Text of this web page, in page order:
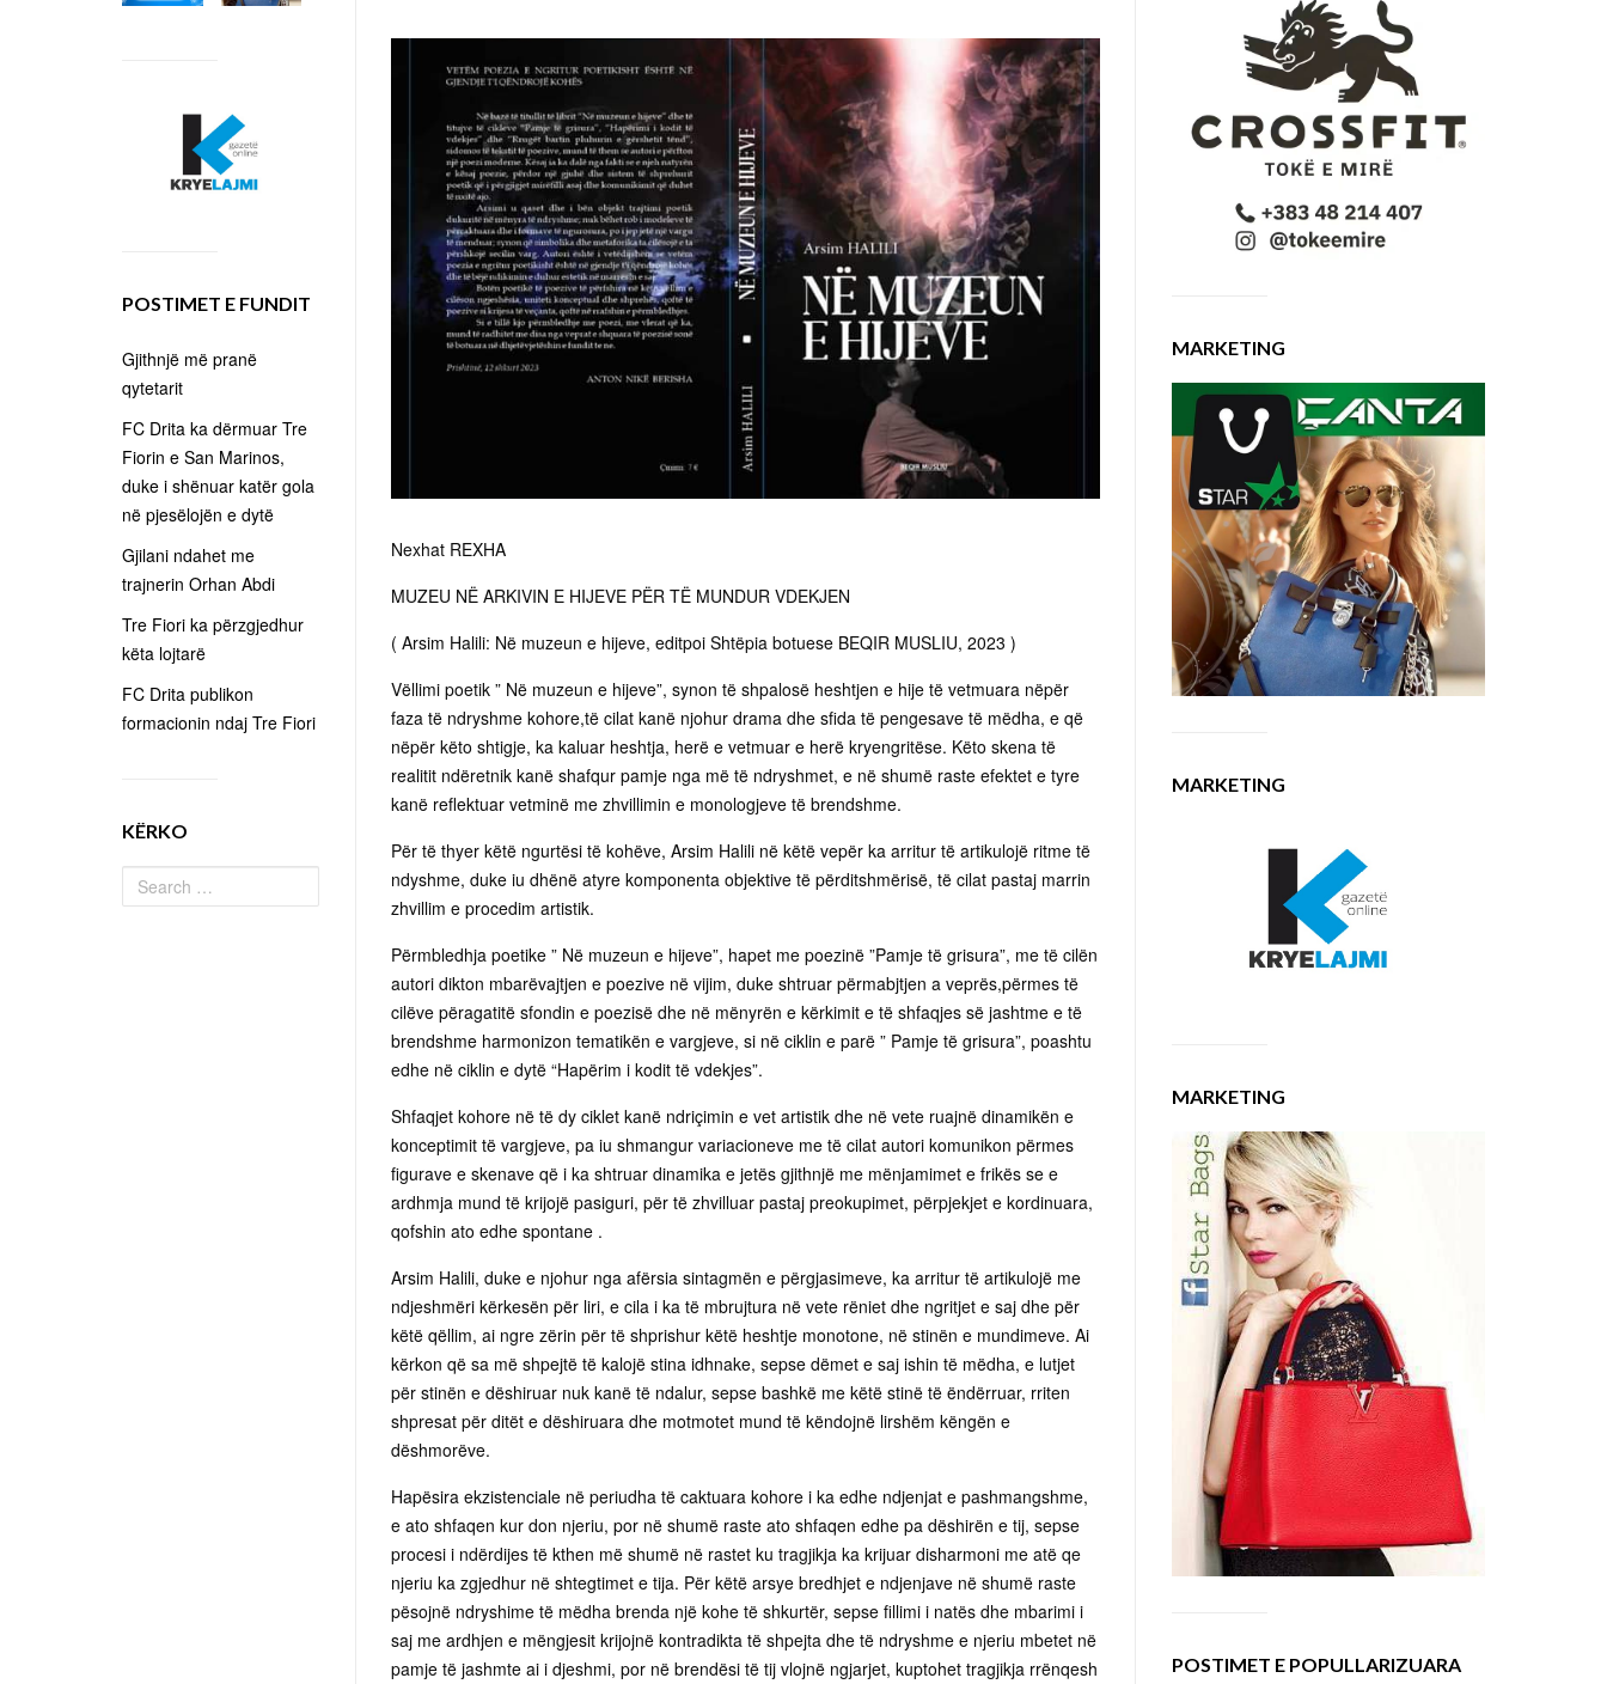
Nexhat REXHA
MUZEU NË ARKIVIN E HIJEVE PËR TË MUNDUR VDEKJEN
( Arsim Halili: Në muzeun e hijeve, editpoi Shtëpia botuese BEQIR MUSLIU, 2023 )
Vëllimi poetik ” Në muzeun e hijeve”, synon të shpalosë heshtjen e hije të vetmuara nëpër
faza të ndryshme kohore,të cilat kanë njohur drama dhe sfida të pengesave të mëdha, e që
nëpër këto shtigje, ka kaluar heshtja, herë e vetmuar e herë kryengritëse. Këto skena të
realitit ndëretnik kanë shafqur pamje nga më të ndryshmet, e në shumë raste efektet e tyre
kanë reflektuar vetminë me zhvillimin e monologjeve të brendshme.
Për të thyer këtë ngurtësi të kohëve, Arsim Halili në këtë vepër ka arritur të artikulojë ritme të
ndyshme, duke iu dhënë atyre komponenta objektive të përditshmërisë, të cilat pastaj marrin
zhvillim e procedim artistik.
Përmbledhja poetike ” Në muzeun e hijeve”, hapet me poezinë ”Pamje të grisura”, me të cilën
autori dikton mbarëvajtjen e poezive në vijim, duke shtruar përmabjtjen a veprës,përmes të
cilëve përagatitë sfondin e poezisë dhe në mënyrën e kërkimit e të shfaqjes së jashtme e të
brendshme harmonizon tematikën e vargjeve, si në ciklin e parë ” Pamje të grisura”, poashtu
edhe në ciklin e dytë “Hapërim i kodit të vdekjes”.
Shfaqjet kohore në të dy ciklet kanë ndriçimin e vet artistik dhe në vete ruajnë dinamikën e
konceptimit të vargjeve, pa iu shmangur variacioneve me të cilat autori komunikon përmes
figurave e skenave që i ka shtruar dinamika e jetës gjithnjë me mënjamimet e frikës se e
ardhmja mund të krijojë pasiguri, për të zhvilluar pastaj preokupimet, përpjekjet e kordinuara,
qofshin ato edhe spontane .
Arsim Halili, duke e njohur nga afërsia sintagmën e përgjasimeve, ka arritur të artikulojë me
ndjeshmëri kërkesën për liri, e cila i ka të mbrujtura në vete rëniet dhe ngritjet e saj dhe për
këtë qëllim, ai ngre zërin për të shprishur këtë heshtje monotone, në stinën e mundimeve. Ai
kërkon që sa më shpejtë të kalojë stina idhnake, sepse dëmet e saj ishin të mëdha, e lutjet
për stinën e dëshiruar nuk kanë të ndalur, sepse bashkë me këtë stinë të ëndërruar, rriten
shpresat për ditët e dëshiruara dhe motmotet mund të këndojnë lirshëm këngën e
dëshmorëve.
Hapësira ekzistenciale në periudha të caktuara kohore i ka edhe ndjenjat e pashmangshme,
e ato shfaqen kur don njeriu, por në shumë raste ato shfaqen edhe pa dëshirën e tij, sepse
procesi i ndërdijes të kthen më shumë në rastet ku tragjikja ka krijuar disharmoni me atë qe
njeriu ka zgjedhur në shtegtimet e tija. Për këtë arsye bredhjet e ndjenjave në shumë raste
pësojnë ndryshime të mëdha brenda një kohe të shkurtër, sepse fillimi i natës dhe mbarimi i
saj me ardhjen e mëngjesit krijojnë kontradikta të shpejta dhe të ndryshme e njeriu mbetet në
pamje të jashmte ai i djeshmi, por në brendësi të tij vlojnë ngjarjet, kuptohet tragjikja rrënqesh
MARKETING
MARKETING
MARKETING
POSTIMET E POPULLARIZUARA
POSTIMET E FUNDIT
Gjithnjë më pranë
qytetarit
FC Drita ka dërmuar Tre
Fiorin e San Marinos,
duke i shënuar katër gola
në pjesëlojën e dytë
Gjilani ndahet me
trajnerin Orhan Abdi
Tre Fiori ka përzgjedhur
këta lojtarë
FC Drita publikon
formacionin ndaj Tre Fiori
KËRKO